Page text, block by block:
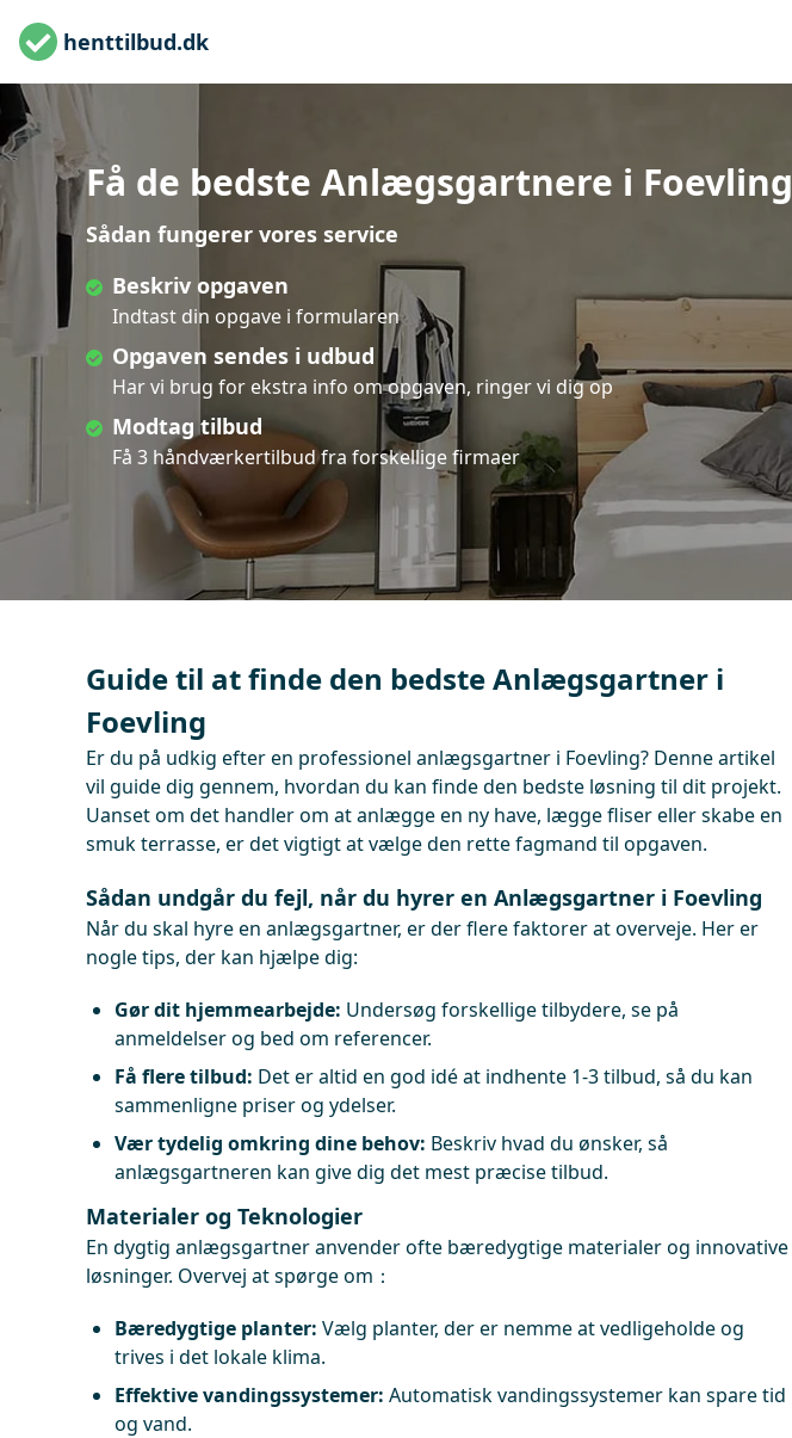
henttilbud.dk
Få de bedste Anlægsgartnere i Foevling
Sådan fungerer vores service
Beskriv opgaven
Indtast din opgave i formularen
Opgaven sendes i udbud
Har vi brug for ekstra info om opgaven, ringer vi dig op
Modtag tilbud
Få 3 håndværkertilbud fra forskellige firmaer
Guide til at finde den bedste Anlægsgartner i
Foevling
Er du på udkig efter en professionel anlægsgartner i Foevling? Denne artikel
vil guide dig gennem, hvordan du kan finde den bedste løsning til dit projekt.
Uanset om det handler om at anlægge en ny have, lægge fliser eller skabe en
smuk terrasse, er det vigtigt at vælge den rette fagmand til opgaven.
Sådan undgår du fejl, når du hyrer en Anlægsgartner i Foevling
Når du skal hyre en anlægsgartner, er der flere faktorer at overveje. Her er
nogle tips, der kan hjælpe dig:
Gør dit hjemmearbejde: Undersøg forskellige tilbydere, se på
anmeldelser og bed om referencer.
Få flere tilbud: Det er altid en god idé at indhente 1-3 tilbud, så du kan
sammenligne priser og ydelser.
Vær tydelig omkring dine behov: Beskriv hvad du ønsker, så
anlægsgartneren kan give dig det mest præcise tilbud.
Materialer og Teknologier
En dygtig anlægsgartner anvender ofte bæredygtige materialer og innovative
løsninger. Overvej at spørge om：
Bæredygtige planter: Vælg planter, der er nemme at vedligeholde og
trives i det lokale klima.
Effektive vandingssystemer: Automatisk vandingssystemer kan spare tid
og vand.